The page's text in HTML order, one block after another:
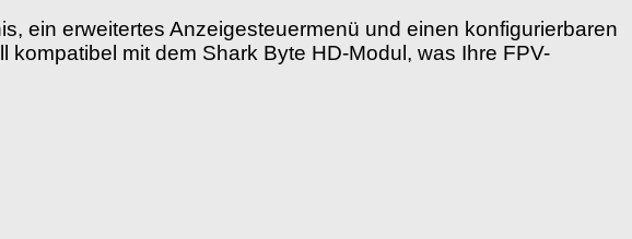
ein erweitertes Anzeigesteuermenü und einen konfigurierbaren
mit dem Shark Byte HD-Modul, was Ihre FPV-